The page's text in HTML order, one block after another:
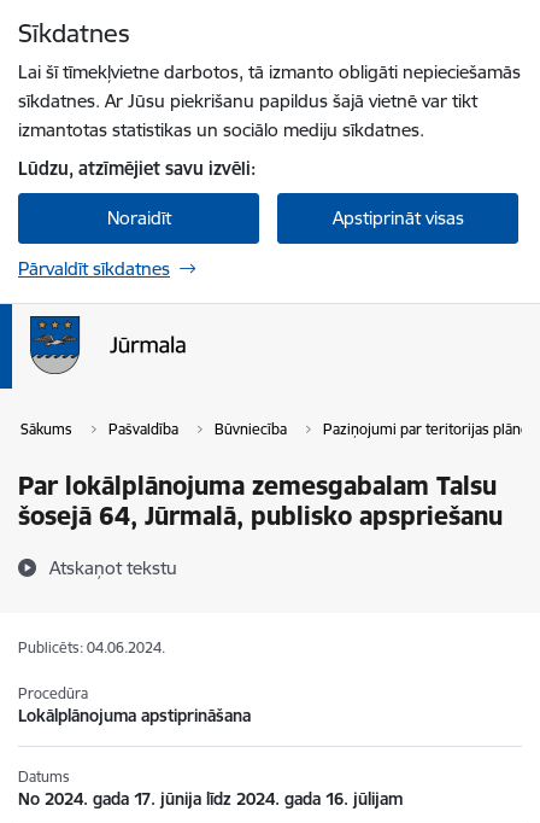
Sīkdatnes
Lai šī tīmekļvietne darbotos, tā izmanto obligāti nepieciešamās
sīkdatnes. Ar Jūsu piekrišanu papildus šajā vietnē var tikt
izmantotas statistikas un sociālo mediju sīkdatnes.
Lūdzu, atzīmējiet savu izvēli:
Noraidīt Apstiprināt visas
Pārvaldīt sīkdatnes
Sākums Pašvaldība Būvniecība Paziņojumi par teritorijas
Par lokālplānojuma zemesgabalam Talsu
šosejā 64, Jūrmalā, publisko apspriešanu
Atskaņot tekstu
Publicēts: 04.06.2024.
Procedūra
Lokālplānojuma apstiprināšana
Datums
No 2024. gada 17. jūnija līdz 2024. gada 16. jūlijam